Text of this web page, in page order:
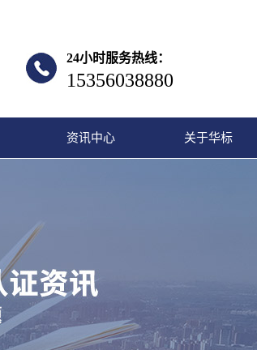
24小时服务热线：
15356038880
资讯中心 关于华标